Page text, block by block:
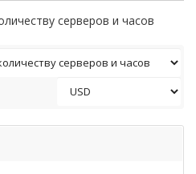
серверов и часов